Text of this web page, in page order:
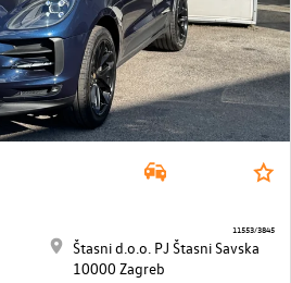
Štasni d.o.o. PJ Štasni Savska
10000 Zagreb
11553/3845